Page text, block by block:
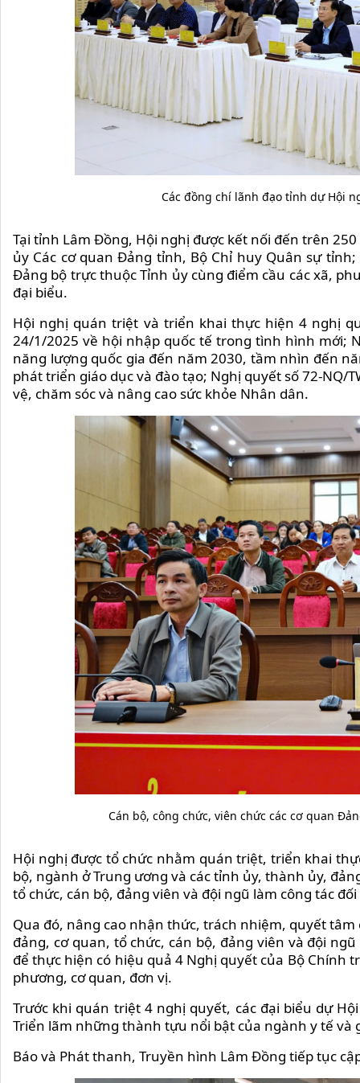
Các đồng chí lãnh đạo tỉnh dự Hội
Tại tỉnh Lâm Đồng, Hội nghị được kết nối đến trên
ủy Các cơ quan Đảng tỉnh, Bộ Chỉ huy Quân sự
Đảng bộ trực thuộc Tỉnh ủy cùng điểm cầu các xã,
đại biểu.
Hội nghị quán triệt và triển khai thực hiện 4 nghị
24/1/2025 về hội nhập quốc tế trong tình hình mới;
năng lượng quốc gia đến năm 2030, tầm nhìn đến
phát triển giáo dục và đào tạo; Nghị quyết số 72-NQ/
vệ, chăm sóc và nâng cao sức khỏe Nhân dân.
Cán bộ, công chức, viên chức các cơ quan
Hội nghị được tổ chức nhằm quán triệt, triển khai
bộ, ngành ở Trung ương và các tỉnh ủy, thành ủy,
tổ chức, cán bộ, đảng viên và đội ngũ làm công tác
Qua đó, nâng cao nhận thức, trách nhiệm, quyết
đảng, cơ quan, tổ chức, cán bộ, đảng viên và đội
để thực hiện có hiệu quả 4 Nghị quyết của Bộ
phương, cơ quan, đơn vị.
Trước khi quán triệt 4 nghị quyết, các đại biểu dự
Triển lãm những thành tựu nổi bật của ngành y tế và
Báo và Phát thanh, Truyền hình Lâm Đồng tiếp tục